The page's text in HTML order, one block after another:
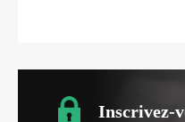
Inscrivez-